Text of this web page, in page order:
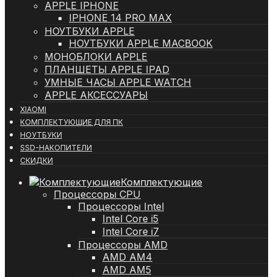
APPLE IPHONE
IPHONE 14 PRO MAX
НОУТБУКИ APPLE
НОУТБУКИ APPLE MACBOOK
МОНОБЛОКИ APPLE
ПЛАНШЕТЫ APPLE IPAD
УМНЫЕ ЧАСЫ APPLE WATCH
APPLE АКСЕССУАРЫ
XIAOMI
КОМПЛЕКТУЮЩИЕ ДЛЯ ПК
НОУТБУКИ
SSD-НАКОПИТЕЛИ
СКИДКИ
Комплектующие
Процессоры CPU
Процессоры Intel
Intel Core i5
Intel Core i7
Процессоры AMD
AMD AM4
AMD AM5